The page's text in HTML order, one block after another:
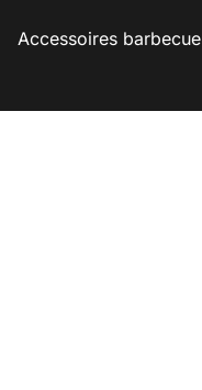
Accessoires barbecue